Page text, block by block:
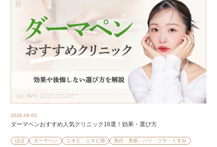
2026.08.03
ダーマペンおすすめ人気クリニック16選！効果・選び方
ほほ ダーマペン ニキビ・ニキビ跡 美白・美肌・ハリ・ツヤ・くすみ